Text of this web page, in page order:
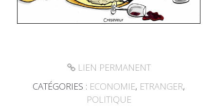
LIEN PERMANENT
CATÉGORIES : ECONOMIE, ETRANGER,
POLITIQUE